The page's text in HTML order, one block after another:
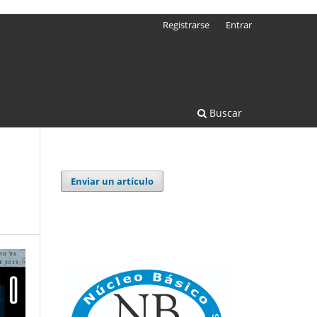
Buscar
Registrarse Entrar
Enviar un artículo